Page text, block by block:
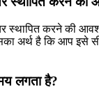
स्थापित करने की
अर्थ है कि आप इसे
लगता है?